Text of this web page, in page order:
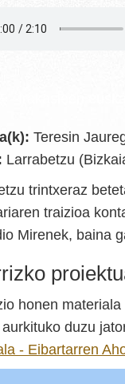
Teresin
Larrabetzu
trintxeraz
traizioa
Mirenek, baina
honen
duzu
- Eibartarren